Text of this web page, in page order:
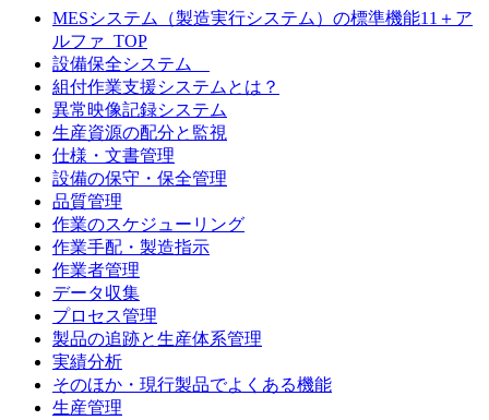
MESシステム（製造実行システム）の標準機能11＋ア
ルファ_TOP
設備保全システム
組付作業支援システムとは？
異常映像記録システム
生産資源の配分と監視
仕様・文書管理
設備の保守・保全管理
品質管理
作業のスケジューリング
作業手配・製造指示
作業者管理
データ収集
プロセス管理
製品の追跡と生産体系管理
実績分析
そのほか・現行製品でよくある機能
生産管理